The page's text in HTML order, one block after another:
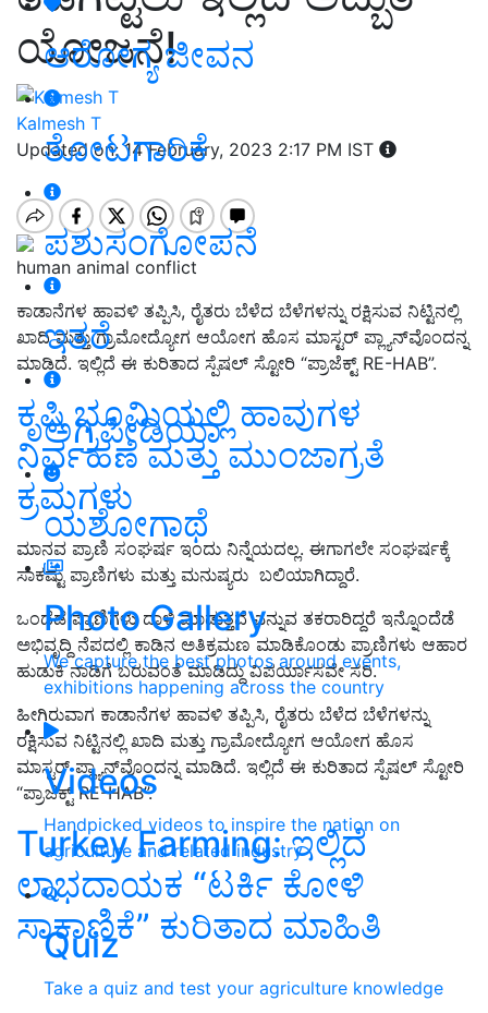
ಆರೋಗ್ಯ ಜೀವನ
ತೋಟಗಾರಿಕೆ
ಪಶುಸಂಗೋಪನೆ
ಇತರೆ
ಅಗ್ರಿಪೀಡಿಯಾ
ಯಶೋಗಾಥೆ
Photo Gallery
We capture the best photos around events,
exhibitions happening across the country
Videos
Handpicked videos to inspire the nation on
agriculture and related industry
Quiz
Take a quiz and test your agriculture knowledge
ಯೋಜನೆ!
Kalmesh T
Updated on: 14 February, 2023 2:17 PM IST
human animal conflict
ಕಾಡಾನೆಗಳ ಹಾವಳಿ ತಪ್ಪಿಸಿ, ರೈತರು ಬೆಳೆದ ಬೆಳೆಗಳನ್ನು ರಕ್ಷಿಸುವ ನಿಟ್ಟಿನಲ್ಲಿ
‌ಖಾದಿ ಮತ್ತು ಗ್ರಾಮೋದ್ಯೋಗ ಆಯೋಗ ಹೊಸ ಮಾಸ್ಟರ್‌ ಪ್ಲ್ಯಾನ್‌ವೊಂದನ್ನ
ಮಾಡಿದೆ. ಇಲ್ಲಿದೆ ಈ ಕುರಿತಾದ ಸ್ಪೆಷಲ್‌ ಸ್ಟೋರಿ “ಪ್ರಾಜೆಕ್ಟ್ RE-HAB”.
ಕೃಷಿ ಭೂಮಿಯಲ್ಲಿ ಹಾವುಗಳ
ನಿರ್ವಹಣೆ ಮತ್ತು ಮುಂಜಾಗ್ರತೆ
ಕ್ರಮಗಳು
ಮಾನವ ಪ್ರಾಣಿ ಸಂಘರ್ಷ ಇಂದು ನಿನ್ನೆಯದಲ್ಲ. ಈಗಾಗಲೇ ಸಂಘರ್ಷಕ್ಕೆ
ಸಾಕಷ್ಟು ಪ್ರಾಣಿಗಳು ಮತ್ತು ಮನುಷ್ಯರು ಬಲಿಯಾಗಿದ್ದಾರೆ.
ಒಂದೆಡೆ ಪ್ರಾಣಿಗಳು ದಾಳಿ ಮಾಡುತ್ತವೆ ಎನ್ನುವ ತಕರಾರಿದ್ದರೆ ಇನ್ನೊಂದೆಡೆ
ಅಭಿವೃದ್ದಿ ನೆಪದಲ್ಲಿ ಕಾಡಿನ ಅತಿಕ್ರಮಣ ಮಾಡಿಕೊಂಡು ಪ್ರಾಣಿಗಳು ಆಹಾರ
ಹುಡುಕಿ ನಾಡಿಗೆ ಬರುವಂತೆ ಮಾಡಿದ್ದು ವಿಪರ್ಯಾಸವೇ ಸರಿ.
ಹೀಗಿರುವಾಗ ಕಾಡಾನೆಗಳ ಹಾವಳಿ ತಪ್ಪಿಸಿ, ರೈತರು ಬೆಳೆದ ಬೆಳೆಗಳನ್ನು
ರಕ್ಷಿಸುವ ನಿಟ್ಟಿನಲ್ಲಿ ‌ಖಾದಿ ಮತ್ತು ಗ್ರಾಮೋದ್ಯೋಗ ಆಯೋಗ ಹೊಸ
ಮಾಸ್ಟರ್‌ ಪ್ಲ್ಯಾನ್‌ವೊಂದನ್ನ ಮಾಡಿದೆ. ಇಲ್ಲಿದೆ ಈ ಕುರಿತಾದ ಸ್ಪೆಷಲ್‌ ಸ್ಟೋರಿ
“ಪ್ರಾಜೆಕ್ಟ್ RE-HAB”.
Turkey Farming: ಇಲ್ಲಿದೆ
ಲಾಭದಾಯಕ “ಟರ್ಕಿ ಕೋಳಿ
ಸಾಕಾಣಿಕೆ” ಕುರಿತಾದ ಮಾಹಿತಿ